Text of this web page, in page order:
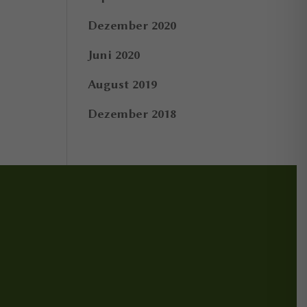
Dezember 2020
Juni 2020
August 2019
Dezember 2018